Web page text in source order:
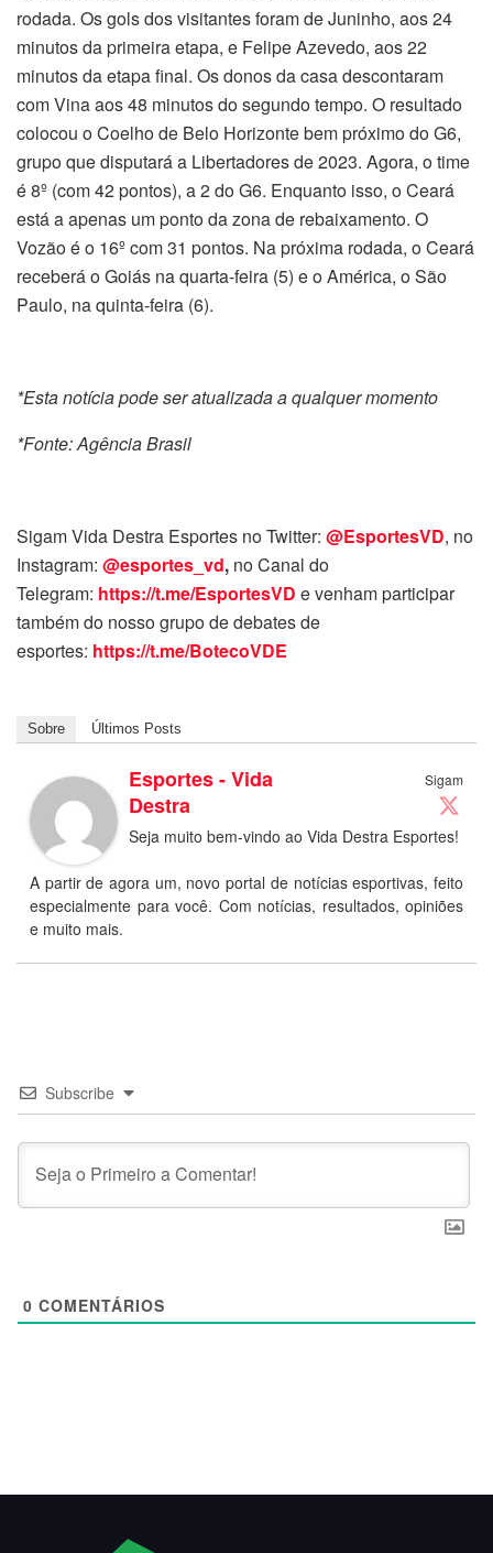
rodada. Os gols dos visitantes foram de Juninho, aos 24
minutos da primeira etapa, e Felipe Azevedo, aos 22
minutos da etapa final. Os donos da casa descontaram
com Vina aos 48 minutos do segundo tempo. O resultado
colocou o Coelho de Belo Horizonte bem próximo do G6,
grupo que disputará a Libertadores de 2023. Agora, o time
é 8º (com 42 pontos), a 2 do G6. Enquanto isso, o Ceará
está a apenas um ponto da zona de rebaixamento. O
Vozão é o 16º com 31 pontos. Na próxima rodada, o Ceará
receberá o Goiás na quarta-feira (5) e o América, o São
Paulo, na quinta-feira (6).
*Esta notícia pode ser atualizada a qualquer momento
*Fonte: Agência Brasil
Sigam Vida Destra Esportes no Twitter: @EsportesVD, no
Instagram: @esportes_vd, no Canal do
Telegram: https://t.me/EsportesVD e venham participar
também do nosso grupo de debates de
esportes: https://t.me/BotecoVDE
Sobre Últimos Posts
Sigam
Esportes - Vida
Destra
Seja muito bem-vindo ao Vida Destra Esportes!
A partir de agora um, novo portal de notícias esportivas, feito
especialmente para você. Com notícias, resultados, opiniões
e muito mais.
Subscribe
0 COMENTÁRIOS